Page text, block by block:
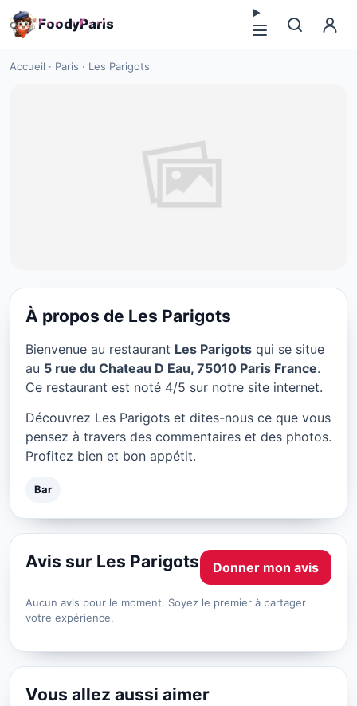
FoodyParis
Accueil · Paris · Les Parigots
Les Parigots à Paris
★ 4/5
À propos de Les Parigots
Bienvenue au restaurant Les Parigots qui se situe
au 5 rue du Chateau D Eau, 75010 Paris France.
Ce restaurant est noté 4/5 sur notre site internet.
Découvrez Les Parigots et dites-nous ce que vous
pensez à travers des commentaires et des photos.
Profitez bien et bon appétit.
Bar
Avis sur Les Parigots Donner mon avis
Aucun avis pour le moment. Soyez le premier à partager
votre expérience.
Vous allez aussi aimer